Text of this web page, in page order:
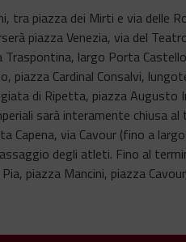
piazza dei Mirti e via delle
piazza Venezia, via del
largo Porta
Cardinal Consalvi,
di Ripetta, piazza Augusto
sarà interamente chiusa
via Cavour (fino a
degli atleti. Fino al
piazza Mancini, piazza